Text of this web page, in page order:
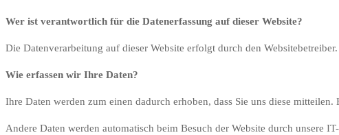
Wer ist verantwortlich für die Datenerfassung auf dieser Website?
Die Datenverarbeitung auf dieser Website erfolgt durch den
Wie erfassen wir Ihre Daten?
Ihre Daten werden zum einen dadurch erhoben, dass Sie uns diese
Andere Daten werden automatisch beim Besuch der Website durch unsere